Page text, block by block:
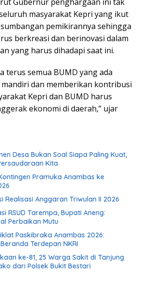
masyarakat Kepri yang ikut
pemikirannya sehingga
berkreasi dan berinovasi dalam
yang harus dihadapi saat ini.
terus semua BUMD yang ada
dan memberikan kontribusi
Kepri dan BUMD harus
ekonomi di daerah,” ujar
Desa Bukan Soal Siapa Paling Kuat,
Kita
Pramuka Anambas ke
Realisasi Anggaran Triwulan II 2026
RSUD Tarempa, Bupati Aneng:
Perbaikan Mutu
Paskibraka Anambas 2026:
Terdepan NKRI
ke-81, 25 Warga Sakit di Tanjung
dari Polsek Bukit Bestari